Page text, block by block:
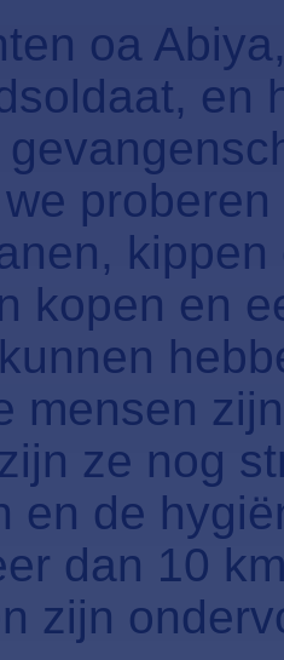
oa
en
kopen en
mensen
ze nog
en de
dan 10
zijn